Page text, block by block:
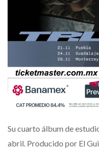
Su cuarto álbum de
abril. Producido por El